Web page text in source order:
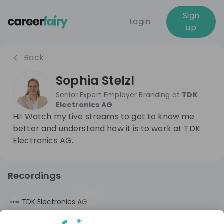
Login
Sign
up
Back
Sophia Stelzl
Senior Expert Employer Branding at TDK
Electronics AG
Hi! Watch my Live streams to get to know me
better and understand how it is to work at TDK
Electronics AG.
Recordings
5 months ago
TDK Electronics AG